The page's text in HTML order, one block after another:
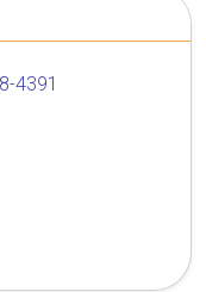
4391